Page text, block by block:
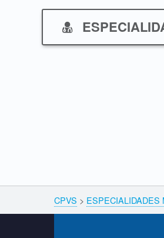
Breadcrumbs navigation
CPVS > ESPECIALIDADES